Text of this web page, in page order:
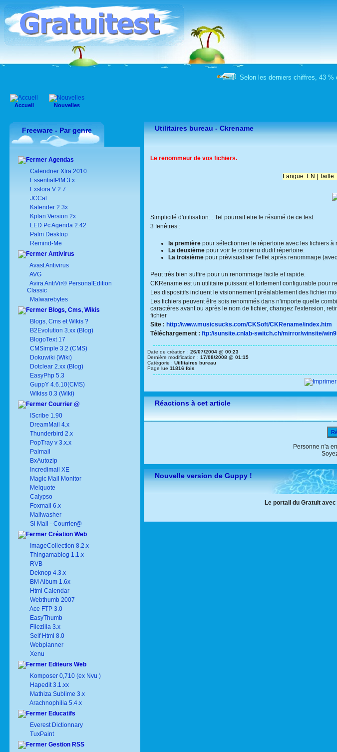
Selon les derniers chiffres, 43
Accueil Nouvelles
Freeware - Par genre
Agendas
Calendrier Xtra 2010
EssentialPIM 3.x
Exstora V 2.7
JCCal
Kalender 2.3x
Kplan Version 2x
LED Pc Agenda 2.42
Palm Desktop
Remind-Me
Antivirus
Avast Antivirus
AVG
Avira AntiVir® PersonalEdition
Classic
Malwarebytes
Blogs, Cms, Wikis
Blogs, Cms et Wikis ?
B2Evolution 3.xx (Blog)
BlogoText 17
CMSimple 3.2 (CMS)
Dokuwiki (Wiki)
Dotclear 2.xx (Blog)
EasyPhp 5.3
GuppY 4.6.10(CMS)
Wikiss 0.3 (Wiki)
Courrier @
IScribe 1.90
DreamMail 4.x
Thunderbird 2.x
PopTray v 3.x.x
Palmail
BxAutozip
Incredimail XE
Magic Mail Monitor
Melquote
Calypso
Foxmail 6.x
Mailwasher
Si Mail - Courrier@
Création Web
ImageCollection 8.2.x
Thingamablog 1.1.x
RVB
Deknop 4.3.x
BM Album 1.6x
Html Calendar
Webthumb 2007
Ace FTP 3.0
EasyThumb
Filezilla 3.x
Self Html 8.0
Webplanner
Xenu
Editeurs Web
Komposer 0,710 (ex Nvu )
Hapedit 3.1.xx
Mathiza Sublime 3.x
Arachnophilia 5.4.x
Educatifs
Everest Dictionnary
TuxPaint
Gestion RSS
Utilitaires bureau - Ckrename
Le renommeur de vos fichiers.
Langue: EN |
Simplicité d'utilisation... Tel pourrait etre le résumé de ce test.
3 fenêtres :
la première pour sélectionner le répertoire avec les fichiers à
La deuxième pour voir le contenu dudit répertoire.
La troisième pour prévisualiser l'effet après renommage
Peut très bien suffire pour un renommage facile et rapide.
CKRename est un utilitaire puissant et fortement configurable pour
Les dispositifs incluent le visionnement préalablement des fichier
Les fichiers peuvent être sois renommés dans n'importe quelle
caractères avant ou après le nom de fichier, changez l'extension,
fichier
Site : http://www.musicsucks.com/CKSoft/CKRename/index.htm
Téléchargement : ftp://sunsite.cnlab-switch.ch/mirror/winsite/
Date de création : 26/07/2004 @ 00:23
Dernière modification : 17/08/2008 @ 01:15
Catégorie : Utilitaires bureau
Page lue 11816 fois
Réactions à cet article
Personne n'a
Nouvelle version de Guppy !
Le portail du Gratuit avec